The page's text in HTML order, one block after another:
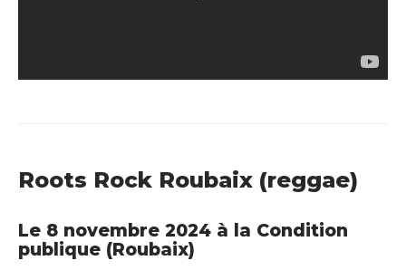
Roots Rock Roubaix (reggae)
Le 8 novembre 2024 à la Condition
publique (Roubaix)